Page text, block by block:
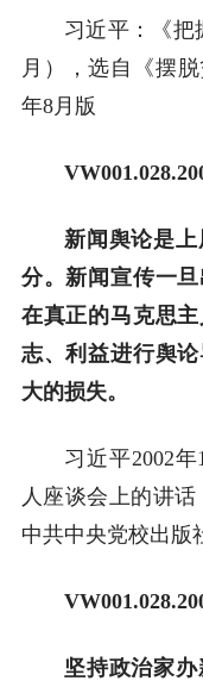
习近平：《把
月），选自《摆
年8月版
新闻舆论是
分。新闻宣传一
在真正的马克思
志、利益进行舆
大的损失。
习近平2002
人座谈会上的讲
中共中央党校出版
坚持政治家